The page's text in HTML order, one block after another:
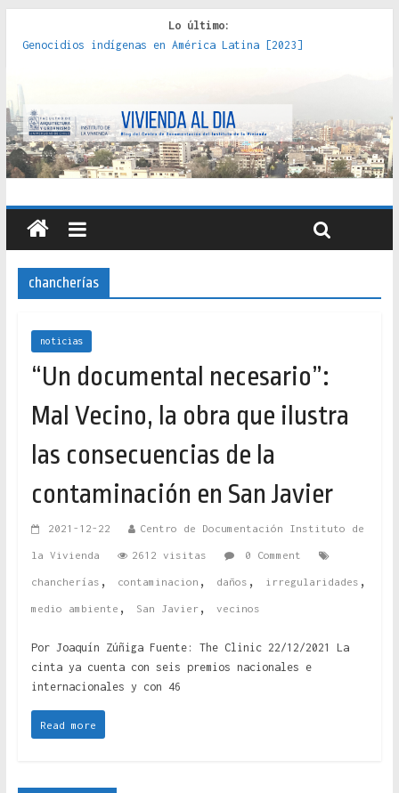
Lo último:
Genocidios indígenas en América Latina [2023]
políticas, prácticas y representaciones [2022]
crítica de las fronteras latinoamericanas [2020]
Criterios técnicos para una vivienda adecuada [2019]
Red de consultorios de la Caja del Seguro Obrero en
Santiago : un patrimonio emblemático [2014]
chancherías
noticias
“Un documental necesario”:
Mal Vecino, la obra que ilustra
las consecuencias de la
contaminación en San Javier
2021-12-22 Centro de Documentación Instituto de
la Vivienda 2612 visitas 0 Comment
chancherías , contaminacion , daños , irregularidades ,
medio ambiente , San Javier, vecinos
Por Joaquín Zúñiga Fuente: The Clinic 22/12/2021 La
cinta ya cuenta con seis premios nacionales e
internacionales y con 46
Read more